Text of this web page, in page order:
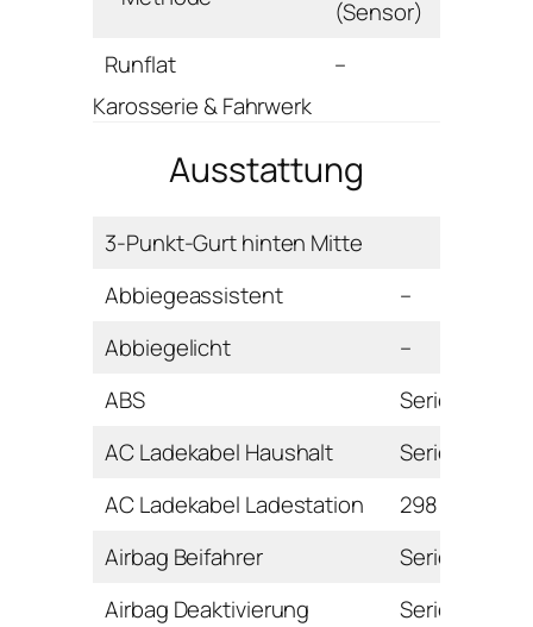
(Sensor)
Runflat
–
Karosserie & Fahrwerk
Ausstattung
3-Punkt-Gurt hinten Mitte
Abbiegeassistent
–
Abbiegelicht
–
ABS
Serie
AC Ladekabel Haushalt
Serie
AC Ladekabel Ladestation
298 Euro
Airbag Beifahrer
Serie
Airbag Deaktivierung
Serie